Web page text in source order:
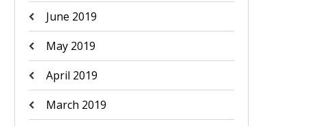
June 2019
May 2019
April 2019
March 2019